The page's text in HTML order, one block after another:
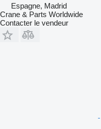
Espagne, Madrid
Crane & Parts Worldwide
Contacter le vendeur